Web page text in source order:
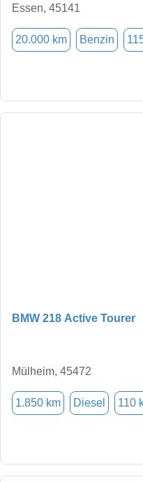
Essen, 45141
20.000 km Benzin
BMW 218 Active Tourer
Mülheim, 45472
1.850 km Diesel 110